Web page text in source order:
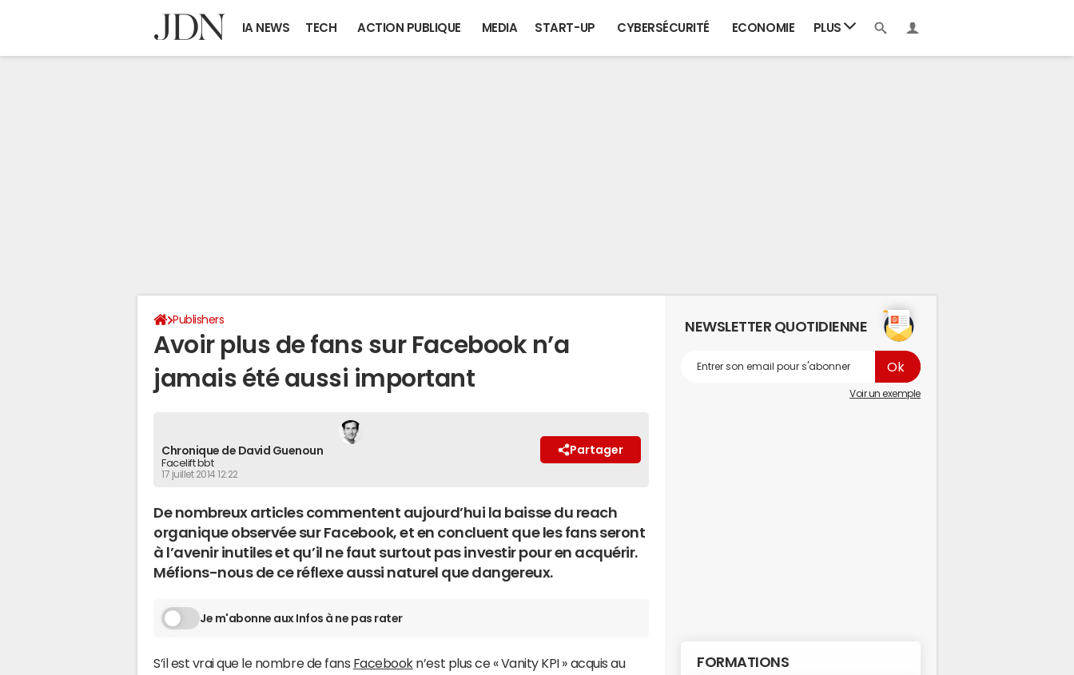
IA NEWS TECH ACTION PUBLIQUE MEDIA START-UP CYBERSÉCURITÉ ECONOMIE PLUS
Publishers
Avoir plus de fans sur Facebook n’a
jamais été aussi important
Chronique de David Guenoun
Facelift bbt
17 juillet 2014 12:22
Partager
De nombreux articles commentent aujourd’hui la baisse du reach
organique observée sur Facebook, et en concluent que les fans seront
à l’avenir inutiles et qu’il ne faut surtout pas investir pour en acquérir.
Méfions-nous de ce réflexe aussi naturel que dangereux.
Je m'abonne aux Infos à ne pas rater
S’il est vrai que le nombre de fans Facebookn’est plus ce « Vanity KPI » acquis au
NEWSLETTER QUOTIDIENNE
Voir un exemple
FORMATIONS